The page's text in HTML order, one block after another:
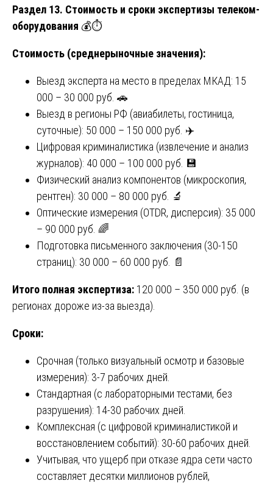
Раздел 13. Стоимость и сроки экспертизы телеком-
оборудования 💰⏱️
Стоимость (среднерыночные значения):
Выезд эксперта на место в пределах МКАД: 15
000 – 30 000 руб. 🚗
Выезд в регионы РФ (авиабилеты, гостиница,
суточные): 50 000 – 150 000 руб. ✈️
Цифровая криминалистика (извлечение и анализ
журналов): 40 000 – 100 000 руб. 💾
Физический анализ компонентов (микроскопия,
рентген): 30 000 – 80 000 руб. 🔬
Оптические измерения (OTDR, дисперсия): 35 000
– 90 000 руб. 🌈
Подготовка письменного заключения (30-150
страниц): 30 000 – 60 000 руб. 📄
Итого полная экспертиза: 120 000 – 350 000 руб. (в
регионах дороже из-за выезда).
Сроки:
Срочная (только визуальный осмотр и базовые
измерения): 3-7 рабочих дней.
Стандартная (с лабораторными тестами, без
разрушения): 14-30 рабочих дней.
Комплексная (с цифровой криминалистикой и
восстановлением событий): 30-60 рабочих дней.
Учитывая, что ущерб при отказе ядра сети часто
составляет десятки миллионов рублей,